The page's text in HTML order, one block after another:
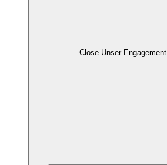
Close Unser Engagement